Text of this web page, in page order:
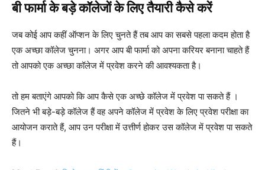
बी फार्मा के बड़े कॉलेजों के लिए तैयारी कैसे करें
जब कोई आप कहीं ऑप्शन के लिए चुनते हैं तब आप का सबसे पहला कदम होता है
एक अच्छा कॉलेज चुनना। अगर आप बी फार्मा को अपना करियर बनाना चाहते हैं
तो आपको एक अच्छा कॉलेज में प्रवेश करने की आवश्यकता है।
तो हम बताएंगे आपको कि आप कैसे एक अच्छे कॉलेज में प्रवेश पा सकते हैं ।
जितने भी बड़े-बड़े कॉलेज हैं वह अपने कॉलेज में प्रवेश के लिए प्रवेश परीक्षा का
आयोजन कराते हैं, आप उन परीक्षा में उत्तीर्ण होकर उस कॉलेज में प्रवेश पा सकते
हैं।